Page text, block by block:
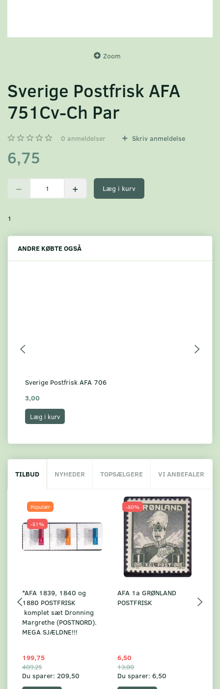
Zoom
Sverige Postfrisk AFA
751Cv-Ch Par
0 anmeldelser Skriv anmeldelse
6,75
Læg i kurv
1
ANDRE KØBTE OGSÅ
Sverige Postfrisk AFA 706
3,00
Læg i kurv
TILBUD NYHEDER TOPSÆLGERE VI ANBEFALER
Populær
-51%
*AFA 1839, 1840 og
1880 POSTFRISK
komplet sæt Dronning
Margrethe (POSTNORD).
MEGA SJÆLDNE!!!
199,75
409,25
Du sparer: 209,50
-50%
AFA 1a GRØNLAND
POSTFRISK
6,50
13,00
Du sparer: 6,50